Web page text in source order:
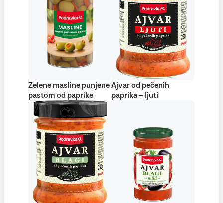
Zelene masline punjene
pastom od paprike
Ajvar od pečenih
paprika – ljuti